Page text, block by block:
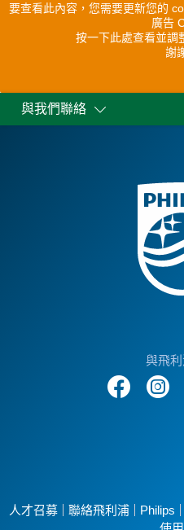
要查看此內容，您需要更新您的
廣告
按一下此處查看並調
謝
與我們聯絡
與飛
人才召募 聯絡飛利浦 Philips